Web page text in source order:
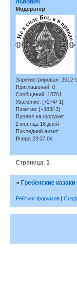
львович
Модератор
Зарегистрирован: 2012-
Приглашений: 0
Сообщений: 18761
Уважение: [+274/-1]
Позитив: [+383/-3]
Провел на форуме:
2 месяца 16 дней
Последний визит:
Вчера 23:07:04
Страница:1
» Гребенские казаки
Рейтинг форумов |